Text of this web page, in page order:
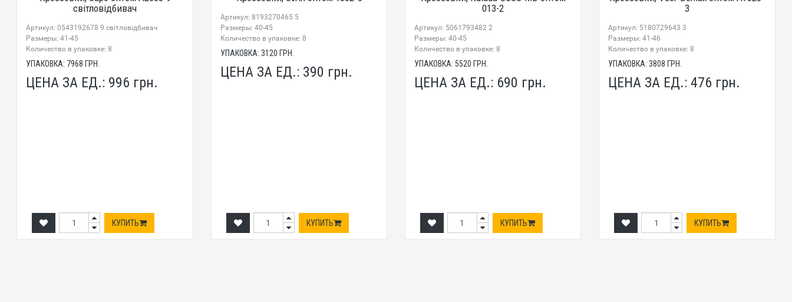
світловідбивач
Артикул: 0543192678 9 світловідбивач
Размеры: 41-45
Количество в упаковке: 8
УПАКОВКА: 7968 ГРН.
ЦЕНА ЗА ЕД.: 996 грн.
КУПИТЬ
Артикул: 8193270465 5
Размеры: 40-45
Количество в упаковке: 8
УПАКОВКА: 3120 ГРН.
ЦЕНА ЗА ЕД.: 390 грн.
КУПИТЬ
013-2
Артикул: 5061793482 2
Размеры: 40-45
Количество в упаковке: 8
УПАКОВКА: 5520 ГРН.
ЦЕНА ЗА ЕД.: 690 грн.
КУПИТЬ
3
Артикул: 5180729643 3
Размеры: 41-46
Количество в упаковке: 8
УПАКОВКА:3808 ГРН.
ЦЕНА ЗА ЕД.:476 грн.
КУПИТЬ